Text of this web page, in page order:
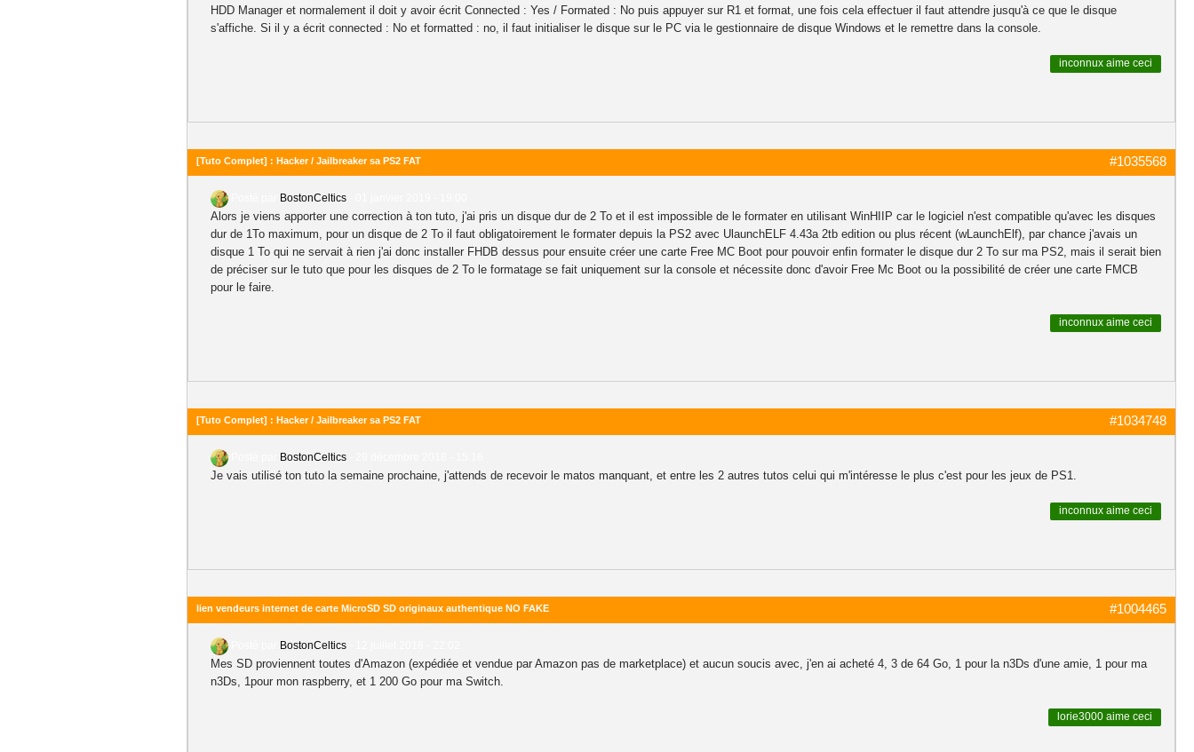
HDD Manager et normalement il doit y avoir écrit Connected : Yes / Formated : No puis appuyer sur R1 et format, une fois cela effectuer il faut attendre jusqu'à ce que le disque
s'affiche. Si il y a écrit connected : No et formatted : no, il faut initialiser le disque sur le PC via le gestionnaire de disque Windows et le remettre dans la console.
inconnux aime ceci
#1035568
[Tuto Complet] : Hacker / Jailbreaker sa PS2 FAT
BostonCeltics
Alors je viens apporter une correction à ton tuto, j'ai pris un disque dur de 2 To et il est impossible de le formater en utilisant WinHIIP car le logiciel n'est compatible qu'avec les disques
dur de 1To maximum, pour un disque de 2 To il faut obligatoirement le formater depuis la PS2 avec UlaunchELF 4.43a 2tb edition ou plus récent (wLaunchElf), par chance j'avais un
disque 1 To qui ne servait à rien j'ai donc installer FHDB dessus pour ensuite créer une carte Free MC Boot pour pouvoir enfin formater le disque dur 2 To sur ma PS2, mais il serait bien
de préciser sur le tuto que pour les disques de 2 To le formatage se fait uniquement sur la console et nécessite donc d'avoir Free Mc Boot ou la possibilité de créer une carte FMCB
pour le faire.
inconnux aime ceci
#1034748
[Tuto Complet] : Hacker / Jailbreaker sa PS2 FAT
BostonCeltics
Je vais utilisé ton tuto la semaine prochaine, j'attends de recevoir le matos manquant, et entre les 2 autres tutos celui qui m'intéresse le plus c'est pour les jeux de PS1.
inconnux aime ceci
#1004465
lien vendeurs internet de carte MicroSD SD originaux authentique NO FAKE
BostonCeltics
Mes SD proviennent toutes d'Amazon (expédiée et vendue par Amazon pas de marketplace) et aucun soucis avec, j'en ai acheté 4, 3 de 64 Go, 1 pour la n3Ds d'une amie, 1 pour ma
n3Ds, 1pour mon raspberry, et 1 200 Go pour ma Switch.
lorie3000 aime ceci